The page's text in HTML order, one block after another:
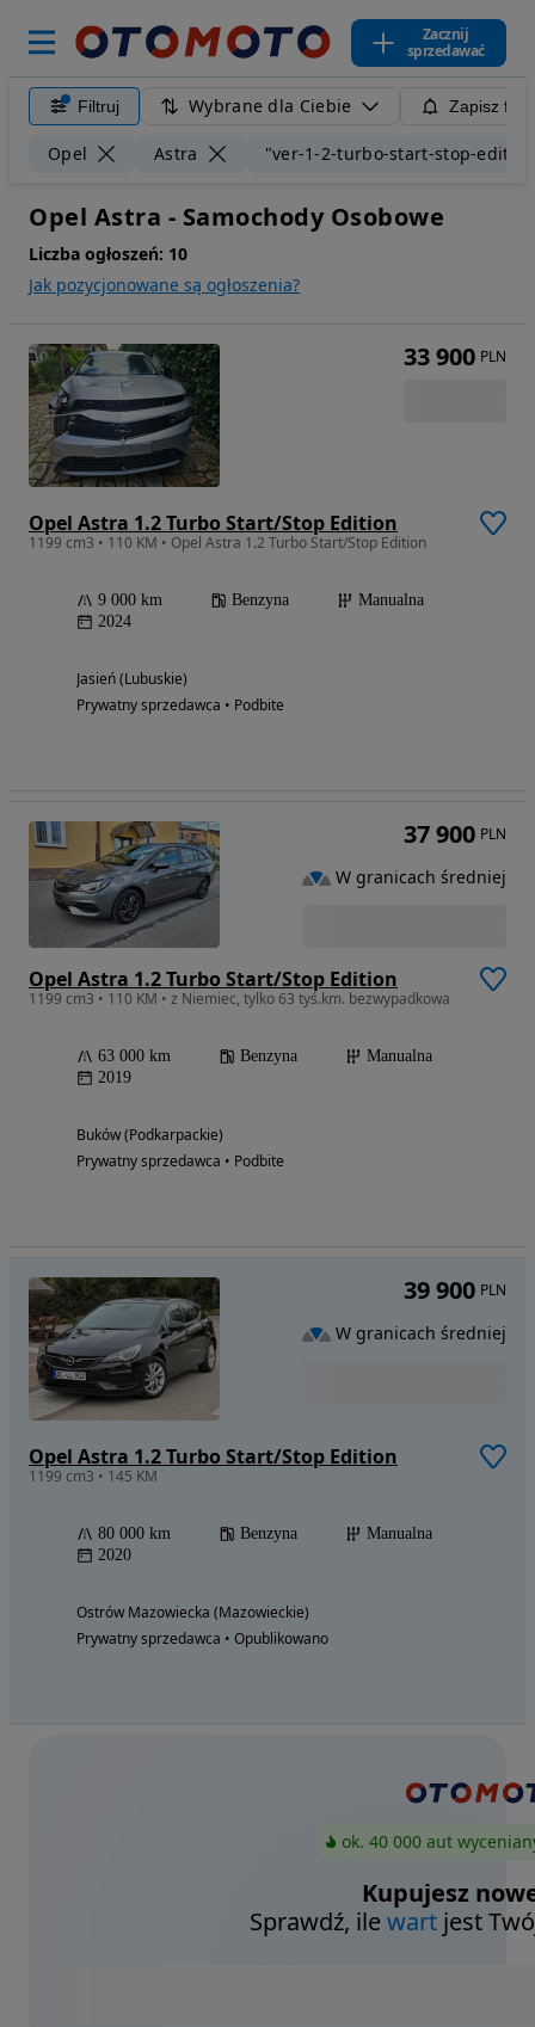
Zacznij
sprzedawać
Filtruj Wybrane dla Ciebie Zapisz
Opel Astra "ver-1-2-turbo-start-stop-
Opel Astra - Samochody Osobowe
Liczba ogłoszeń: 10
Jak pozycjonowane są ogłoszenia?
Opel Astra 1.2 Turbo Start/Stop Edition
1199 cm3 • 110 KM • Opel Astra 1.2 Turbo Start/Stop Edition
9 000 km Benzyna
Manualna
2024
Jasień (Lubuskie)
Prywatny sprzedawca • Podbite
33 900 PLN
Opel Astra 1.2 Turbo Start/Stop Edition
1199 cm3 • 110 KM • z Niemiec, tylko 63 tyś.km. bezwypadkowa
63 000 km Benzyna
Manualna
2019
Buków (Podkarpackie)
Prywatny sprzedawca • Podbite
37 900 PLN
W granicach średniej
Opel Astra 1.2 Turbo Start/Stop Edition
1199 cm3 • 145 KM
80 000 km Benzyna
Manualna
2020
Ostrów Mazowiecka (Mazowieckie)
Prywatny sprzedawca • Opublikowano
39 900 PLN
W granicach średniej
ok. 40 000 aut
Kupujesz
Sprawdź, ilewart jest